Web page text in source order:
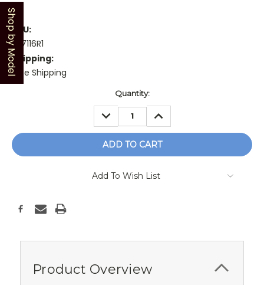
SKU:
357116R1
Shipping:
Free Shipping
Quantity:
DECREASE
QUANTITY:
INCREASE
QUANTITY:
Add To Wish List
Product Overview
Shop by Model